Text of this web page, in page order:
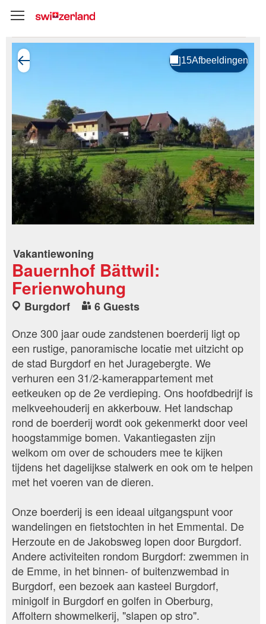
Vakantiewoning
Bauernhof Bättwil:
Ferienwohung
Burgdorf
6 Guests
Onze 300 jaar oude zandstenen boerderij ligt op
een rustige, panoramische locatie met uitzicht op
de stad Burgdorf en het Juragebergte. We
verhuren een 31/2-kamerappartement met
eetkeuken op de 2e verdieping. Ons hoofdbedrijf is
melkveehouderij en akkerbouw. Het landschap
rond de boerderij wordt ook gekenmerkt door veel
hoogstammige bomen. Vakantiegasten zijn
welkom om over de schouders mee te kijken
tijdens het dagelijkse stalwerk en ook om te helpen
met het voeren van de dieren.
Onze boerderij is een ideaal uitgangspunt voor
wandelingen en fietstochten in het Emmental. De
Herzoute en de Jakobsweg lopen door Burgdorf.
Andere activiteiten rondom Burgdorf: zwemmen in
de Emme, in het binnen- of buitenzwembad in
Burgdorf, een bezoek aan kasteel Burgdorf,
minigolf in Burgdorf en golfen in Oberburg,
Affoltern showmelkerij, "slapen op stro".